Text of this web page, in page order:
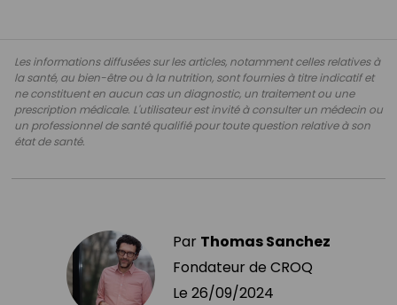
Les informations diffusées sur les articles, notamment celles relatives à
la santé, au bien-être ou à la nutrition, sont fournies à titre indicatif et
ne constituent en aucun cas un diagnostic, un traitement ou une
prescription médicale. L'utilisateur est invité à consulter un médecin ou
un professionnel de santé qualifié pour toute question relative à son
état de santé.
Par Thomas Sanchez
Fondateur de CROQ
Le 26/09/2024